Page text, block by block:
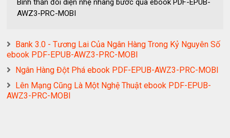
Bình thản đối diện nhẹ nhàng bước qua ebook PDF-EPUB-
AWZ3-PRC-MOBI
Bank 3.0 - Tương Lai Của Ngân Hàng Trong Kỷ Nguyên Số
ebook PDF-EPUB-AWZ3-PRC-MOBI
Ngân Hàng Đột Phá ebook PDF-EPUB-AWZ3-PRC-MOBI
Lên Mạng Cũng Là Một Nghệ Thuật ebook PDF-EPUB-
AWZ3-PRC-MOBI